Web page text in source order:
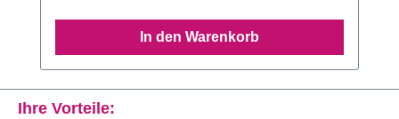
In den Warenkorb
Ihre Vorteile: